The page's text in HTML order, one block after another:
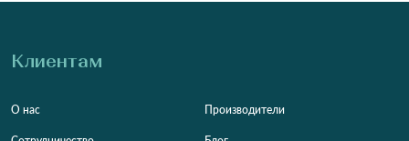
Клиентам
О нас Производители